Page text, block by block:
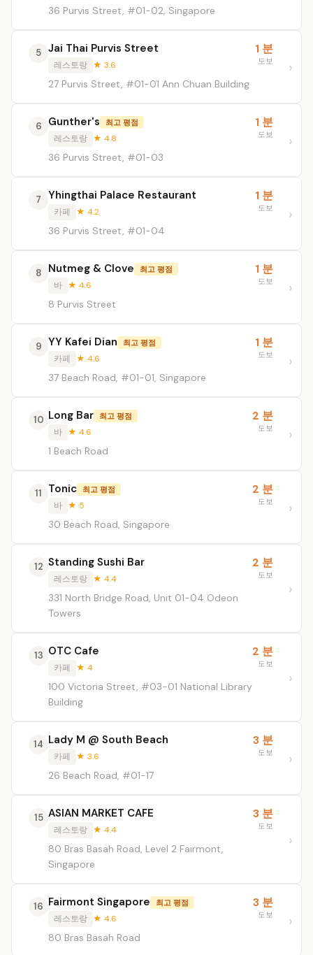
36 Purvis Street, #01-02, Singapore
5 Jai Thai Purvis Street
레스토랑 ★ 3.6
27 Purvis Street, #01-01 Ann Chuan Building
1 분
도보
6 Gunther's 최고 평점
레스토랑 ★ 4.8
36 Purvis Street, #01-03
1 분
도보
7 Yhingthai Palace Restaurant
카페 ★ 4.2
36 Purvis Street, #01-04
1 분
도보
8 Nutmeg & Clove 최고 평점
바 ★ 4.6
8 Purvis Street
1 분
도보
9 YY Kafei Dian 최고 평점
카페 ★ 4.6
37 Beach Road, #01-01, Singapore
1 분
도보
10 Long Bar 최고 평점
바 ★ 4.6
1 Beach Road
2 분
도보
11 Tonic 최고 평점
바 ★ 5
30 Beach Road, Singapore
2 분
도보
12 Standing Sushi Bar
레스토랑 ★ 4.4
331 North Bridge Road, Unit 01-04 Odeon
Towers
2 분
도보
13 OTC Cafe
카페 ★ 4
100 Victoria Street, #03-01 National Library
Building
2 분
도보
14 Lady M @ South Beach
카페 ★ 3.6
26 Beach Road, #01-17
3 분
도보
15 ASIAN MARKET CAFE
레스토랑 ★ 4.4
80 Bras Basah Road, Level 2 Fairmont,
Singapore
3 분
도보
16 Fairmont Singapore 최고 평점
레스토랑 ★ 4.6
80 Bras Basah Road
3 분
도보